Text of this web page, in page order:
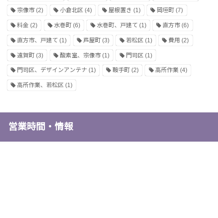
宗像市 (2) 小倉北区(4) 屋根置き (1) 岡垣町 (7)
料金 (2) 水巻町(6) 水巻町、戸建て (1) 直方市 (6)
直方市、戸建て (1) 芦屋町(3) 若松区 (1) 費用 (2)
遠賀町 (3) 酸素室、宗像市(1) 門司区 (1)
門司区、デザインアンテナ (1) 鞍手町(2) 高所作業(4)
高所作業、若松区 (1)
営業時間・情報